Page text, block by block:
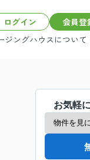
ログイン
会員登
ジングハウスについて
お役立ち情報お気軽